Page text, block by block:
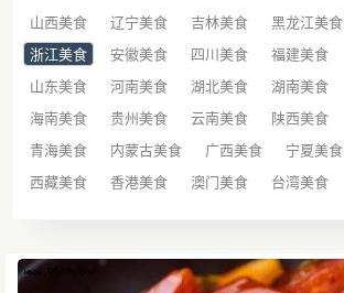
山西美食
辽宁美食 吉林美食 黑龙江美食
浙江美食
安徽美食 四川美食 福建美食
山东美食
河南美食 湖北美食 湖南美食
海南美食
贵州美食 云南美食 陕西美食
青海美食
内蒙古美食 广西美食 宁夏美食
西藏美食
香港美食 澳门美食 台湾美食